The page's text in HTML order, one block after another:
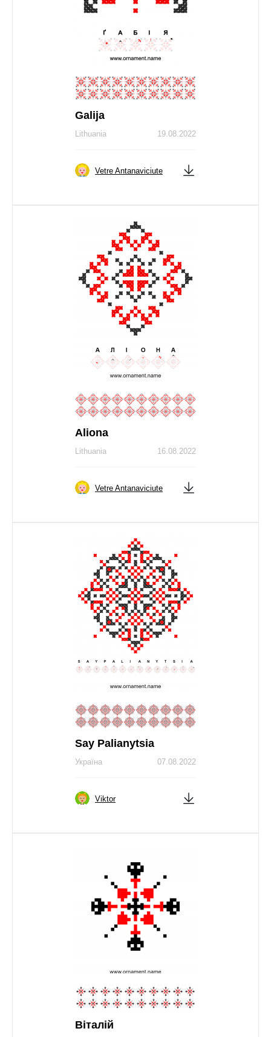
Galija
19.08.2022
Lithuania
Vetre Antanaviciute
Aliona
16.08.2022
Lithuania
Vetre Antanaviciute
Say Palianytsia
07.08.2022
Україна
Viktor
Віталій